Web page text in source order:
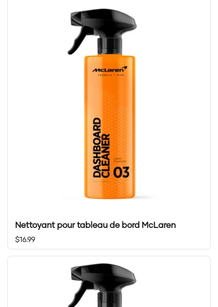
Nettoyant pour tableau de bord McLaren
Prix régulier
$16.99